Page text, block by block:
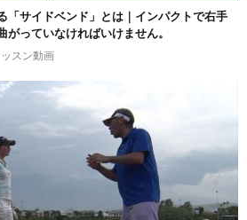
「サイドベンド」とは｜インパクトで右手
がっていなければいけません。
スン動画